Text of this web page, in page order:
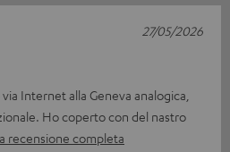
Internet alla Geneva analogica,
Ho coperto con del nastro
recensione completa
27/05/2026